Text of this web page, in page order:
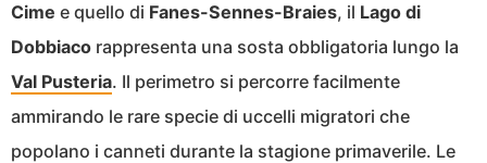
Cime e quello di Fanes-Sennes-Braies, il Lago di
Dobbiaco rappresenta una sosta obbligatoria lungo la
Val Pusteria. Il perimetro si percorre facilmente
ammirando le rare specie di uccelli migratori che
popolano i canneti durante la stagione primaverile. Le